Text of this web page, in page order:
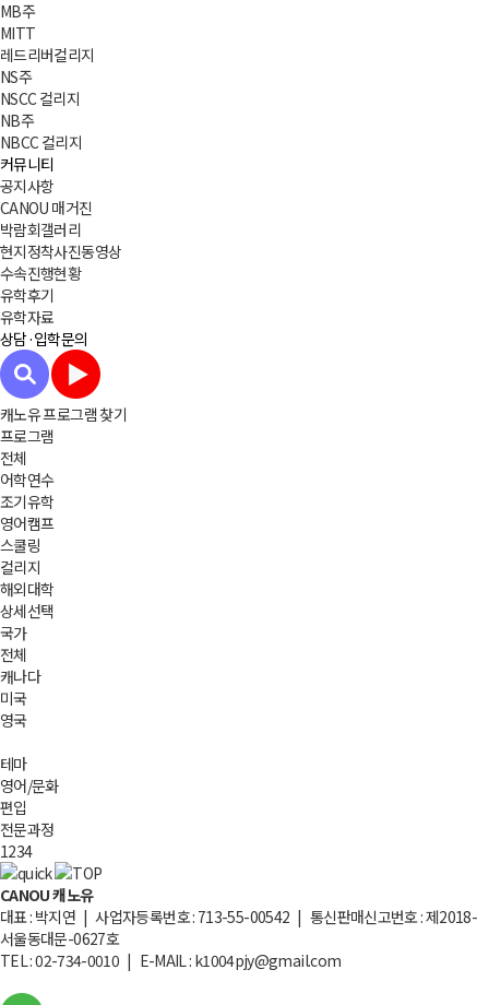
MB주
MITT
레드리버컬리지
NS주
NSCC 컬리지
NB주
NBCC 컬리지
커뮤니티
공지사항
CANOU 매거진
박람회갤러리
현지정착사진동영상
수속진행현황
유학후기
유학자료
상담·입학문의
캐노유 프로그램 찾기
프로그램
전체
어학연수
조기유학
영어캠프
스쿨링
컬리지
해외대학
상세선택
국가
전체
캐나다
미국
영국
테마
영어/문화
편입
전문과정
1234
CANOU 캐노유
대표 : 박지연 | 사업자등록번호 : 713-55-00542 | 통신판매신고번호 : 제2018-
서울동대문-0627호
TEL : 02-734-0010 | E-MAIL : k1004pjy@gmail.com